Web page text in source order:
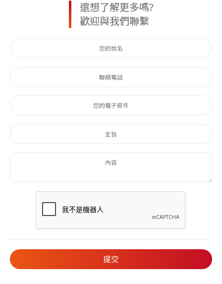
還想了解更多嗎?
歡迎與我們聯繫